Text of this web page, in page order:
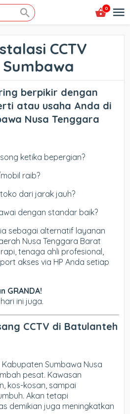
0
CCTV
berpikir dengan
atau usaha Anda di
Nusa Tenggara
ketika bepergian?
raib?
dari jarak jauh?
dengan standar baik?
sebagai alternatif layanan
Nusa Tenggara Barat
tenaga ahli profesional,
akses via HP Anda setiap
GRANDA!
ini juga.
CCTV di Batulanteh
Sumbawa Nusa
pesat. Kawasan
kos-kosan, sampai
Akan tetapi
demikian juga meningkatkan